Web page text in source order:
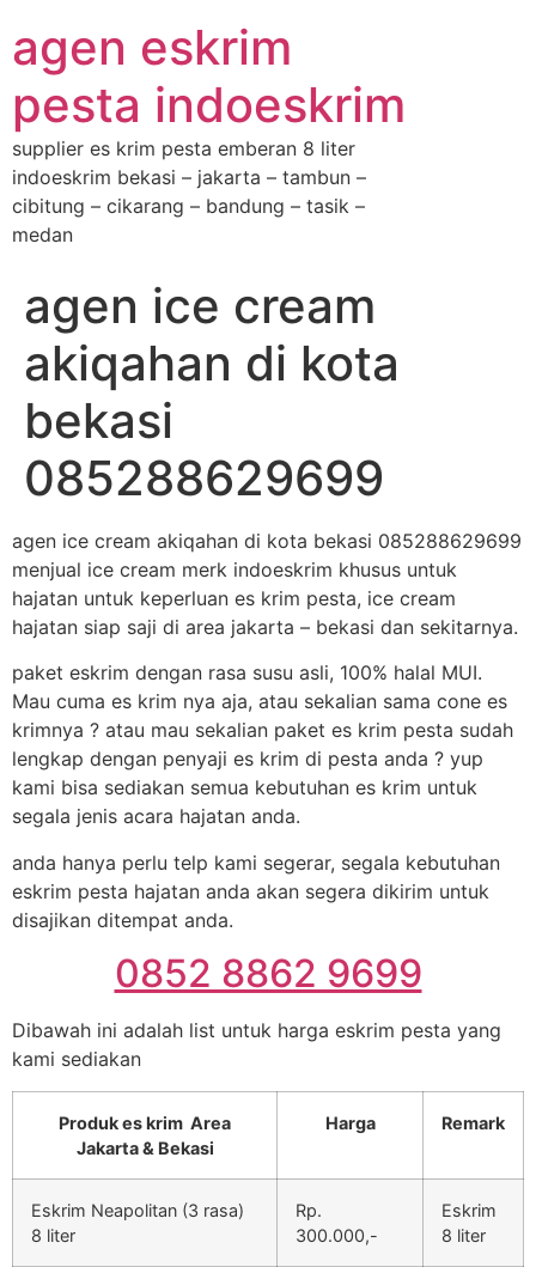
agen eskrim
pesta indoeskrim
supplier es krim pesta emberan 8 liter
indoeskrim bekasi – jakarta – tambun –
cibitung – cikarang – bandung – tasik –
medan
agen ice cream
akiqahan di kota
bekasi
085288629699
agen ice cream akiqahan di kota bekasi 085288629699
menjual ice cream merk indoeskrim khusus untuk
hajatan untuk keperluan es krim pesta, ice cream
hajatan siap saji di area jakarta – bekasi dan sekitarnya.
paket eskrim dengan rasa susu asli, 100% halal MUI.
Mau cuma es krim nya aja, atau sekalian sama cone es
krimnya ? atau mau sekalian paket es krim pesta sudah
lengkap dengan penyaji es krim di pesta anda ? yup
kami bisa sediakan semua kebutuhan es krim untuk
segala jenis acara hajatan anda.
anda hanya perlu telp kami segerar, segala kebutuhan
eskrim pesta hajatan anda akan segera dikirim untuk
disajikan ditempat anda.
0852 8862 9699
Dibawah ini adalah list untuk harga eskrim pesta yang
kami sediakan
Produk es krim Area
Jakarta & Bekasi
Harga Remark
Eskrim Neapolitan (3 rasa)
8 liter
Rp.
300.000,-
Eskrim
8 liter